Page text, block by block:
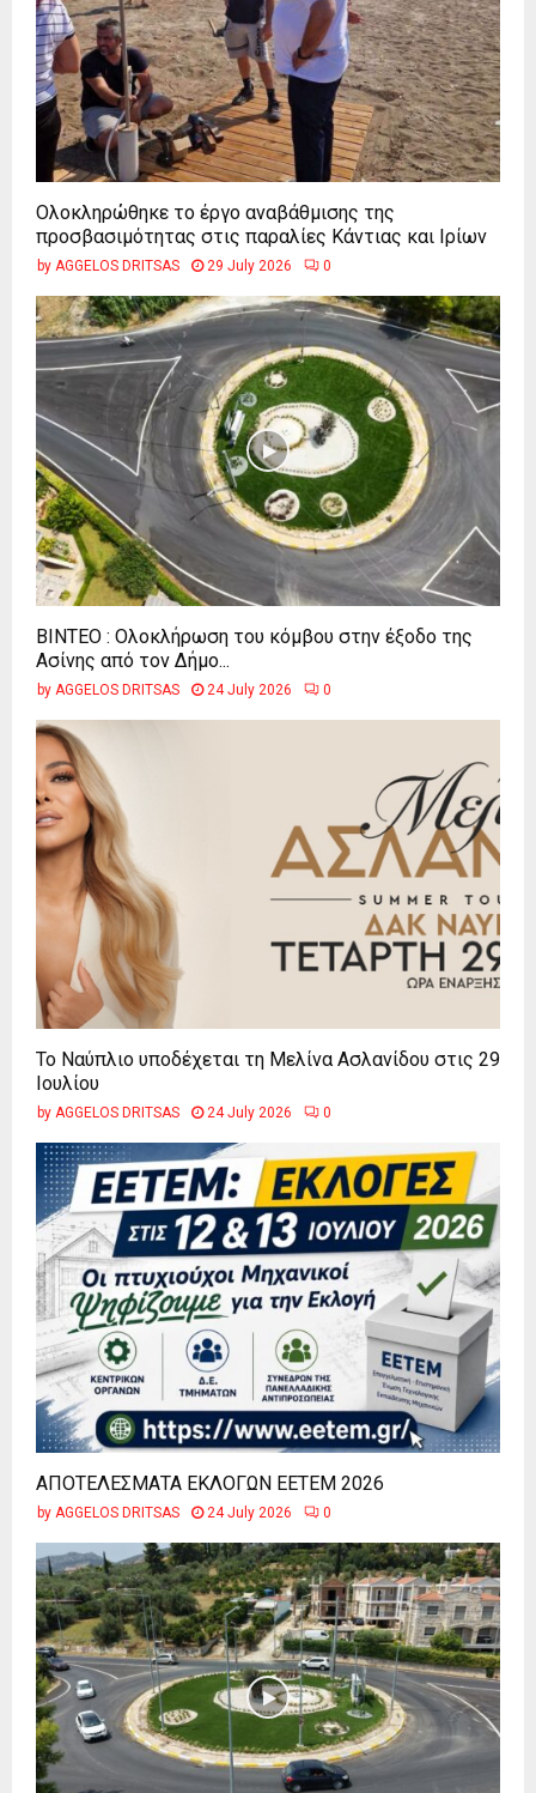
Ολοκληρώθηκε το έργο αναβάθμισης της
προσβασιμότητας στις παραλίες Κάντιας και Ιρίων
by AGGELOS DRITSAS 29 July 2026 0
ΒΙΝΤΕΟ : Ολοκλήρωση του κόμβου στην έξοδο της
Ασίνης από τον Δήμο...
by AGGELOS DRITSAS 24 July 2026 0
Το Ναύπλιο υποδέχεται τη Μελίνα Ασλανίδου στις 29
Ιουλίου
by AGGELOS DRITSAS 24 July 2026 0
ΑΠΟΤΕΛΕΣΜΑΤΑ ΕΚΛΟΓΩΝ ΕΕΤΕΜ 2026
by AGGELOS DRITSAS 24 July 2026 0